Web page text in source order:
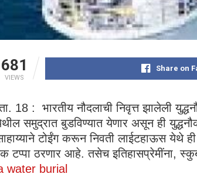
681
VIEWS
Share on
18 : भारतीय नौदलाची निवृत्त झालेली
समुद्रात बुडविण्यात येणार असून ही
टोईंग करून निवती लाईटहाऊस येथे ही
टप्पा ठरणार आहे. तसेच इतिहासप्रेमींना,
water burial